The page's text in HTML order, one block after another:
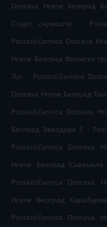
Dostava Hrane Београд
Старо сајмиште
.
Poslastičarnica Dostava
Hrane Београд Филмски
Луг . Poslastičarnica
Dostava Hrane Београд
Poslastičarnica Dostava
Београд Звездара 3
.
Poslastičarnica Dostava
Hrane Београд Савамала
Poslastičarnica Dostava
Hrane Београд Карабурма
Poslastičarnica Dostava